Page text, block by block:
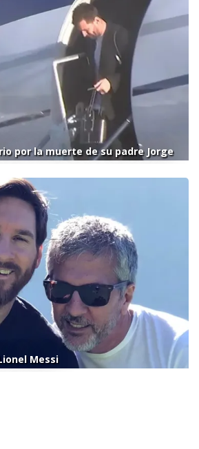
por la muerte de su padre Jorge
Messi